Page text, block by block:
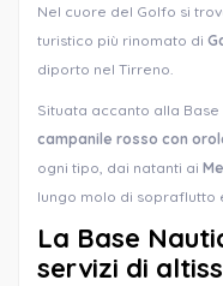
Nel cuore del Golfo si
turistico più rinomato di
diporto nel Tirreno.
Situata accanto alla
campanile rosso con
ogni tipo, dai natanti ai
lungo molo di sopraflutto
La Base
servizi di